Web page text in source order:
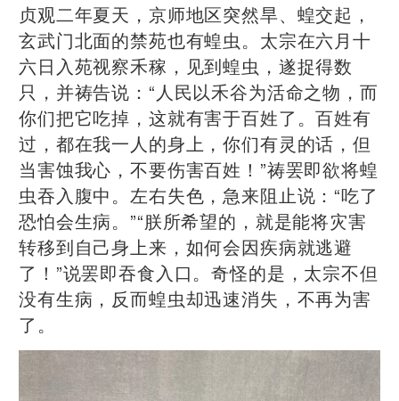
贞观二年夏天，京师地区突然旱、蝗交起，
玄武门北面的禁苑也有蝗虫。太宗在六月十
六日入苑视察禾稼，见到蝗虫，遂捉得数
只，并祷告说：“人民以禾谷为活命之物，而
你们把它吃掉，这就有害于百姓了。百姓有
过，都在我一人的身上，你们有灵的话，但
当害蚀我心，不要伤害百姓！”祷罢即欲将蝗
虫吞入腹中。左右失色，急来阻止说：“吃了
恐怕会生病。”“朕所希望的，就是能将灾害
转移到自己身上来，如何会因疾病就逃避
了！”说罢即吞食入口。奇怪的是，太宗不但
没有生病，反而蝗虫却迅速消失，不再为害
了。